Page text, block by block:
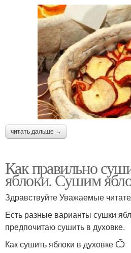
читать дальше →
Как правильно
яблоки. Сушим
Есть разные варианты сушки
предпочитаю сушить в духовке.
Как сушить яблоки в духовке Ѽ